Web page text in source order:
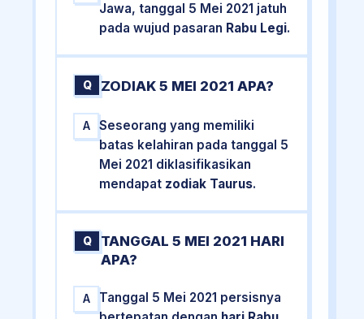
Jawa, tanggal 5 Mei 2021 jatuh
pada wujud pasaran Rabu Legi.
Q ZODIAK 5 MEI 2021 APA?
A
Seseorang yang memiliki
batas kelahiran pada tanggal 5
Mei 2021 diklasifikasikan
mendapat zodiak Taurus.
Q
TANGGAL 5 MEI 2021 HARI
APA?
A
Tanggal 5 Mei 2021 persisnya